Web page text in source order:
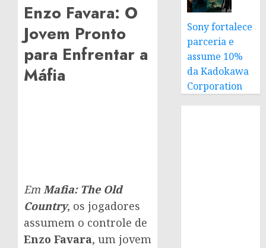
Enzo Favara: O
Jovem Pronto
para Enfrentar a
Máfia
Em Mafia: The Old
Country, os jogadores
assumem o controle de
Enzo Favara, um jovem
Sony fortalece
parceria e
assume 10%
da Kadokawa
Corporation